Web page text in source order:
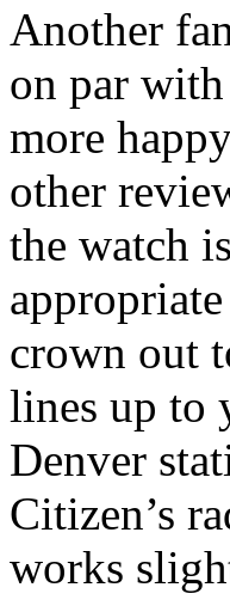
Another
on par
more
other
the watch
crown out
lines up to
Denver
Citizen’s
works